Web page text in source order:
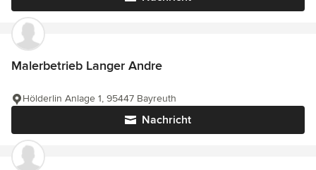
Malerbetrieb Langer Andre
Nachricht
Hölderlin Anlage 1, 95447 Bayreuth